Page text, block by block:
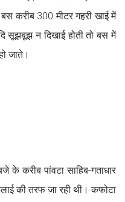
करीब 300 मीटर गहरी खाई में
सूझबूझ न दिखाई होती तो बस में
जाते।
के करीब पांवटा साहिब-गताधार
की तरफ जा रही थी। कफोटा